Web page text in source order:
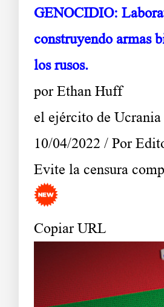
GENOCIDIO:
construyendo armas
los rusos.
por Ethan Huff
el ejército de
10/04/2022 / Por
Evite la censura
Copiar URL